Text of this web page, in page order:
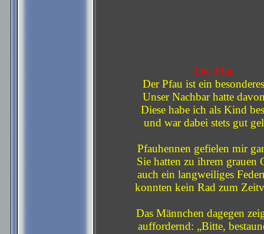
Der Pfau
Der Pfau ist ein
Unser Nachbar hatte
Diese habe ich als Kind
und war dabei stets gut
Pfauhennen gefielen mir
Sie hatten zu ihrem grauen
auch ein langweiliges
konnten kein Rad zum
Das Männchen dagegen
auffordernd: „Bitte,